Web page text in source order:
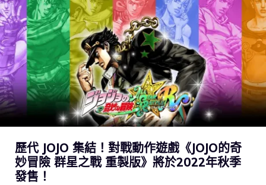
歷代 JOJO 集結！對戰動作遊戲《JOJO的奇
妙冒險 群星之戰 重製版》將於2022年秋季
發售！